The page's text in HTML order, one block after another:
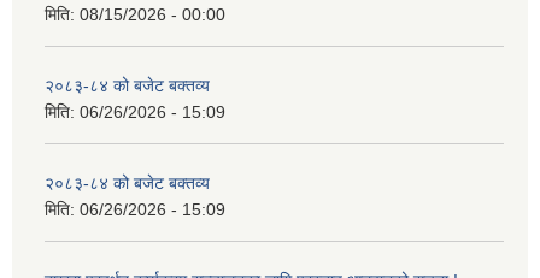
मिति: 08/15/2026 - 00:00
२०८३-८४ को बजेट बक्तव्य
मिति: 06/26/2026 - 15:09
२०८३-८४ को बजेट बक्तव्य
मिति: 06/26/2026 - 15:09